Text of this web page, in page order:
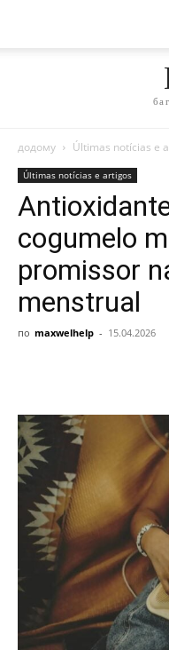
додому Últimas notícias e
Últimas notícias e artigos
cogumelo
promissor
menstrual
по maxwelhelp - 15.04.2026